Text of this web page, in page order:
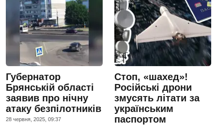
Губернатор
Брянській області
заявив про нічну
атаку безпілотників
28 червня, 2025, 09:37
Стоп, «шахед»!
Російські дрони
змусять літати за
українським
паспортом